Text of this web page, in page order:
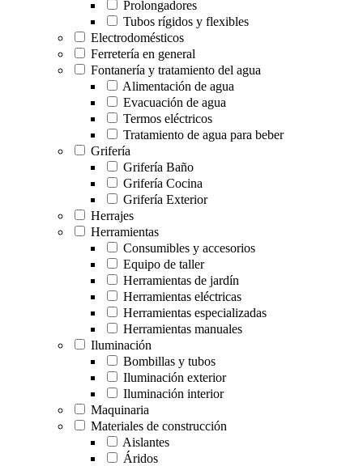
Prolongadores
Tubos rígidos y flexibles
Electrodomésticos
Ferretería en general
Fontanería y tratamiento del agua
Alimentación de agua
Evacuación de agua
Termos eléctricos
Tratamiento de agua para beber
Grifería
Grifería Baño
Grifería Cocina
Grifería Exterior
Herrajes
Herramientas
Consumibles y accesorios
Equipo de taller
Herramientas de jardín
Herramientas eléctricas
Herramientas especializadas
Herramientas manuales
Iluminación
Bombillas y tubos
Iluminación exterior
Iluminación interior
Maquinaria
Materiales de construcción
Aislantes
Áridos